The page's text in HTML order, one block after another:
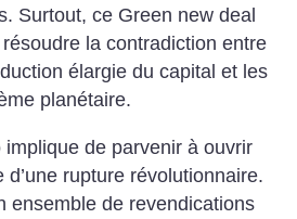
Surtout, ce Green new deal
la contradiction entre
élargie du capital et les
planétaire.
de parvenir à ouvrir
rupture révolutionnaire.
ensemble de revendications